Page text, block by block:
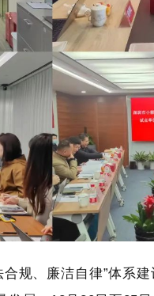
规、廉洁自律”体系